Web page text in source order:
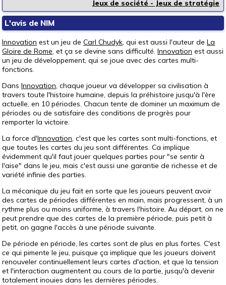
Jeux de société - Jeux de stratégie
L'avis de NIM
Innovation est un jeu de Carl Chudyk, qui est aussi l'auteur de La
Gloire de Rome, et ça se devine sans difficulté. Innovation est aussi
un jeu de développement, qui se joue avec des cartes multi-
fonctions.
Dans Innovation, chaque joueur va développer sa civilisation à
travers toute l'histoire humaine, depuis la préhistoire jusqu'à l'ère
actuelle, en 10 périodes. Chacun tente de dominer un maximum de
périodes ou de satisfaire des conditions de progrès pour
remporter la victoire.
La force d'Innovation, c'est que les cartes sont multi-fonctions, et
que toutes les cartes du jeu sont différentes. Ca implique
évidemment qu'il faut jouer quelques parties pour "se sentir à
l'aise" dans le jeu, mais c'est aussi une garantie de richesse et de
variété infinie des parties.
La mécanique du jeu fait en sorte que les joueurs peuvent avoir
des cartes de périodes différentes en main, mais progressent, à un
rythme plus ou moins uniforme, à travers l'histoire. Au départ, on ne
peut prendre que des cartes de la première période, puis petit à
petit, on gagne l'accès à une période suivante.
De période en période, les cartes sont de plus en plus fortes. C'est
ce qui pimente le jeu, puisque ça implique que les joueurs doivent
renouveler continuellement leurs cartes d'action, et que la tension
et l'interaction augmentent au cours de la partie, jusqu'à devenir
totalement inouies dans les dernières périodes.